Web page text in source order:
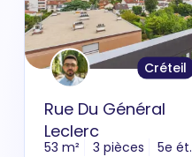
Créteil
Rue Du Général
Leclerc
53 m² 3 pièces 5e ét.